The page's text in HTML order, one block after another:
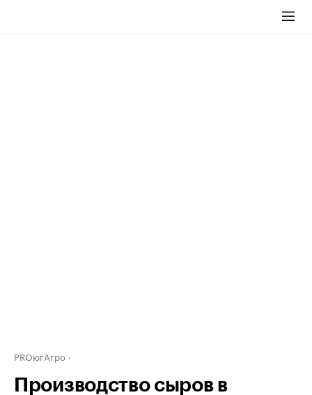
PROюгАгро
Производство сыров в